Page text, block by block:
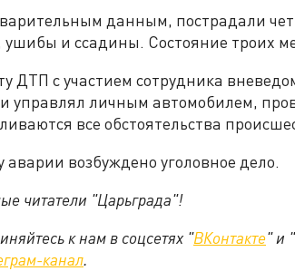
данным, пострадали
и ссадины. Состояние троих
ДТП с участием сотрудника
и управлял личным автомобилем,
все обстоятельства
аварии возбуждено уголовное дело.
читатели "Царьграда"!
к нам в соцсетях "ВКонтакте" и "
канал.